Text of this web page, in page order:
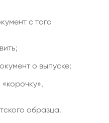
с того
о выпуске;
образца.